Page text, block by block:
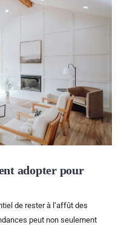
adopter pour
de rester à l’affût des
peut non seulement